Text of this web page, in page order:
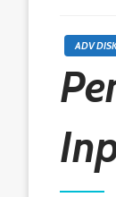
ADV